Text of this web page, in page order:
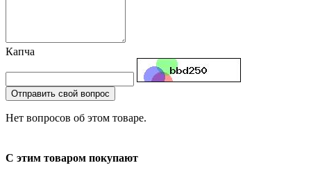
Капча
Отправить свой вопрос
Нет вопросов об этом товаре.
С этим товаром покупают